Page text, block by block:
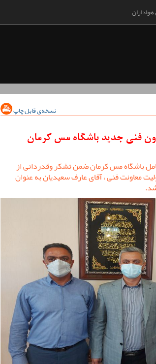
هواداران
نسخه‌ی قابل چاپ
فنی جدید باشگاه مس کرمان
باشگاه مس کرمان ضمن تشکر وقدردانی از
معاونت فنی ، آقای عارف سعیدیان به عنوان